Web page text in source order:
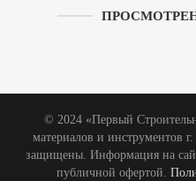
© 2024 «Первый
материалов и инструментов
защищены. Информация на
публичной офертой.